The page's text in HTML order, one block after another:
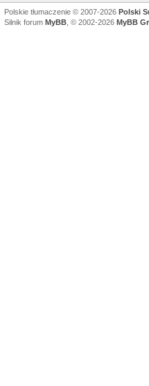
Polskie tłumaczenie © 2007-2026 Polski
Silnik forum MyBB , © 2002-2026 MyBB